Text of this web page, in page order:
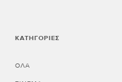
ΚΑΤΗΓΟΡΊΕΣ
ΌΛΑ